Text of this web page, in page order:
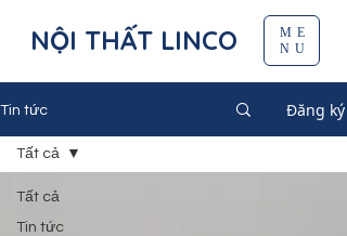
NỘI THẤT LINCO
ME
NU
Tin tức Đăng ký
Tất cả
Tin tức
Tất cả